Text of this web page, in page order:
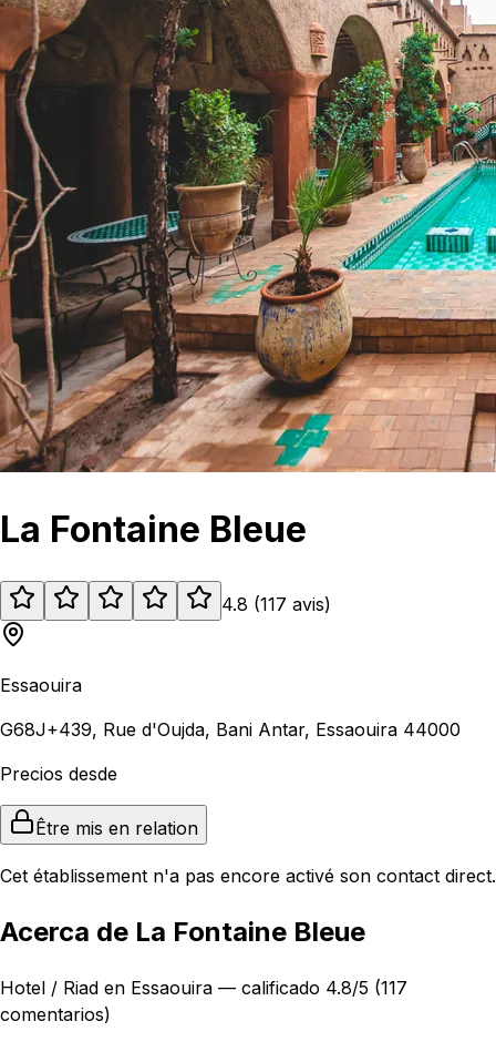
La Fontaine Bleue
4.8 (117 avis)
Essaouira
G68J+439, Rue d'Oujda, Bani Antar, Essaouira 44000
Precios desde
Être mis en relation
Cet établissement n'a pas encore activé son contact direct.
Acerca de La Fontaine Bleue
Hotel / Riad en Essaouira — calificado 4.8/5 (117
comentarios)